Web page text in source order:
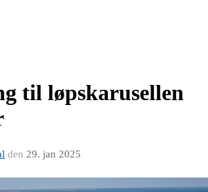
til løpskarusellen
den 29. jan 2025